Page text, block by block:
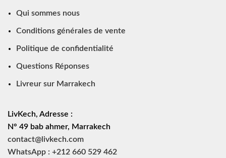
Qui sommes nous
Conditions générales de vente
Politique de confidentialité
Questions Réponses
Livreur sur Marrakech
LivKech, Adresse :
N° 49 bab ahmer, Marrakech
contact@livkech.com
WhatsApp : +212 660 529 462